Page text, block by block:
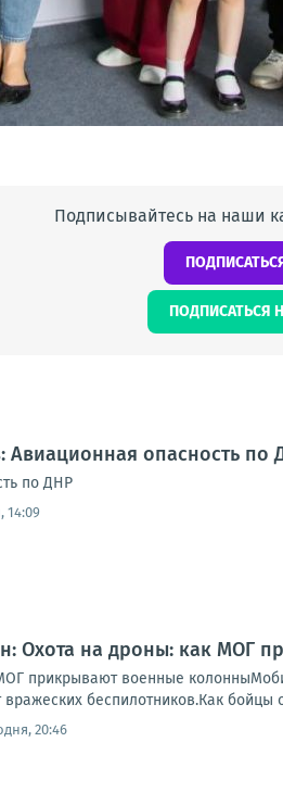
Подписывайтесь на наши
ПОДПИСАТЬСЯ
Авиационная опасность по
по ДНР
14:09
Охота на дроны: как МОГ
прикрывают военные
беспилотников.Как бойцы
20:46